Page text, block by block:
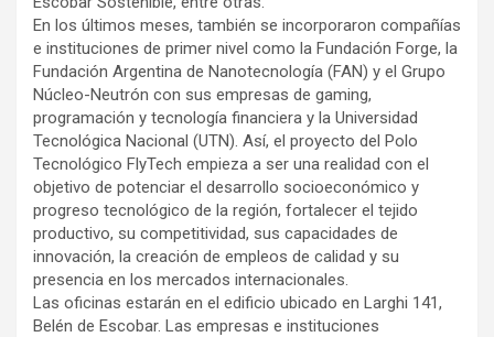
En los últimos meses, también se incorporaron compañías
e instituciones de primer nivel como la Fundación Forge, la
Fundación Argentina de Nanotecnología (FAN) y el Grupo
Núcleo-Neutrón con sus empresas de gaming,
programación y tecnología financiera y la Universidad
Tecnológica Nacional (UTN). Así, el proyecto del Polo
Tecnológico FlyTech empieza a ser una realidad con el
objetivo de potenciar el desarrollo socioeconómico y
progreso tecnológico de la región, fortalecer el tejido
productivo, su competitividad, sus capacidades de
innovación, la creación de empleos de calidad y su
presencia en los mercados internacionales.
Las oficinas estarán en el edificio ubicado en Larghi 141,
Belén de Escobar. Las empresas e instituciones